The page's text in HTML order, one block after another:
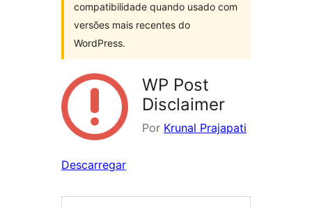
compatibilidade quando usado com
versões mais recentes do
WordPress.
WP Post
Disclaimer
Por Krunal Prajapati
Descarregar